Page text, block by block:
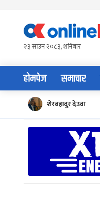
content२३ साउन २०८३, शनिबार
होमपेज समाचार
शेरबहादुर देउवा